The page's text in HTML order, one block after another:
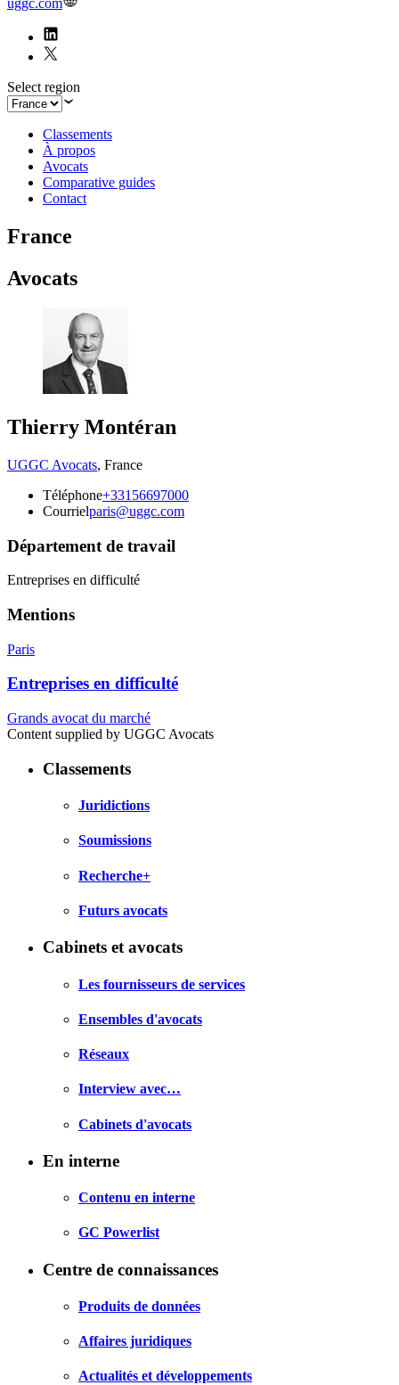
uggc.com
Select region
Classements
À propos
Avocats
Comparative guides
Contact
France
Avocats
Thierry Montéran
UGGC Avocats, France
Téléphone+33156697000
Courrielparis@uggc.com
Département de travail
Entreprises en difficulté
Mentions
Paris
Entreprises en difficulté
Grands avocat du marché
Content supplied by UGGC Avocats
Classements
Juridictions
Soumissions
Recherche+
Futurs avocats
Cabinets et avocats
Les fournisseurs de services
Ensembles d'avocats
Réseaux
Interview avec…
Cabinets d'avocats
En interne
Contenu en interne
GC Powerlist
Centre de connaissances
Produits de données
Affaires juridiques
Actualités et développements